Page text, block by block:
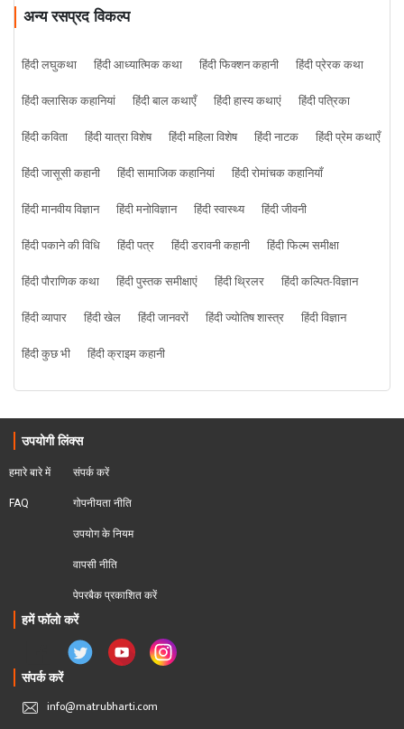
अन्य रसप्रद विकल्प
हिंदी लघुकथा हिंदी आध्यात्मिक कथा हिंदी फिक्शन कहानी
हिंदी प्रेरक कथा
हिंदी क्लासिक कहानियां
हिंदी बाल कथाएँ हिंदी हास्य कथाएं
हिंदी पत्रिका
हिंदी कविता
हिंदी यात्रा विशेष हिंदी महिला विशेष हिंदी नाटक
हिंदी प्रेम कथाएँ
हिंदी जासूसी कहानी
हिंदी सामाजिक कहानियां
हिंदी रोमांचक कहानियाँ
हिंदी मानवीय विज्ञान
हिंदी मनोविज्ञान हिंदी स्वास्थ्य
हिंदी जीवनी
हिंदी पकाने की विधि
हिंदी पत्र हिंदी डरावनी कहानी
हिंदी फिल्म समीक्षा
हिंदी पौराणिक कथा
हिंदी पुस्तक समीक्षाएं हिंदी थ्रिलर
हिंदी कल्पित-विज्ञान
हिंदी व्यापार
हिंदी खेल हिंदी जानवरों हिंदी ज्योतिष शास्त्र
हिंदी विज्ञान
हिंदी कुछ भी
हिंदी क्राइम कहानी
उपयोगी लिंक्स
हमारे बारे में
FAQ
संपर्क करें
गोपनीयता नीति
उपयोग के नियम
वापसी नीति
पेपरबैक प्रकाशित करें
हमें फॉलो करें
संपर्क करें
info@matrubharti.com